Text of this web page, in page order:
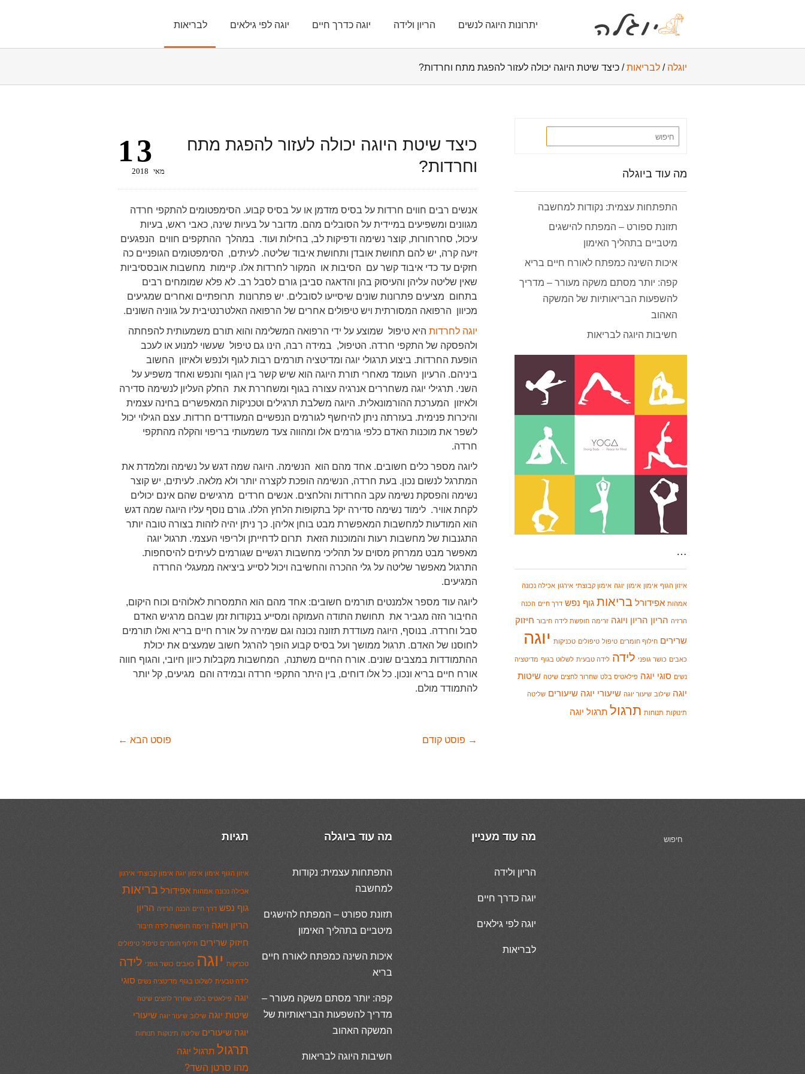
יתרונות היוגה לנשים הריון ולידה יוגה כדרך חיים יוגה לפי גילאים לבריאות
יוגלה / לבריאות/ כיצד שיטת היוגה יכולה לעזור להפגת מתח וחרדות?
כיצד שיטת היוגה יכולה לעזור להפגת מתח
וחרדות?
13
מאי 2018
אנשים רבים חווים חרדות על בסיס מזדמן או על בסיס קבוע. הסימפטומים להתקפי חרדה
מגוונים ומשפיעים במיידית על הסובלים מהם. מדובר על בעיות שינה, כאבי ראש, בעיות
עיכול, סחרחורות, קוצר נשימה ודפיקות לב, בחילות ועוד. במהלך ההתקפים חווים הנפגעים
זיעה קרה, יש להם תחושת אובדן ותחושת איבוד שליטה. לעיתים, הסימפטומים הגופניים כה
חזקים עד כדי איבוד קשר עם הסיבות או המקור לחרדות אלו. קיימות מחשבות אובססיביות
שאין שליטה עליהן והעיסוק בהן והדאגה סביבן גורם לסבל רב. לא פלא שמומחים רבים
בתחום מציעים פתרונות שונים שיסייעו לסובלים. יש פתרונות תרופתיים ואחרים שמגיעים
מכיוון הרפואה המסורתית ויש טיפולים אחרים של הרפואה האלטרנטיבית על גווניה השונים.
יוגה לחרדות היא טיפול שמוצע על ידי הרפואה המשלימה והוא תורם משמעותית להפחתה
ולהפסקה של התקפי חרדה. הטיפול, במידה רבה, הינו גם טיפול שעשוי למנוע או לעכב
הופעת החרדות. ביצוע תרגולי יוגה ומדיטציה תורמים רבות לגוף ולנפש ולאיזון החשוב
ביניהם. הרעיון העומד מאחרי תורת היוגה הוא שיש קשר בין הגוף והנפש ואחד משפיע על
השני. תרגילי יוגה משחררים אנרגיה עצורה בגוף ומשחררת את החלק העליון לנשימה סדירה
ולאיזון המערכת ההורמונאלית. היוגה משלבת תרגילים וטכניקות המאפשרים בחינה עצמית
והיכרות פנימית. בעזרתה ניתן להיחשף לגורמים הנפשיים המעודדים חרדות. עצם הגילוי יכול
לשפר את מוכנות האדם כלפי גורמים אלו ומהווה צעד משמעותי בריפוי והקלה מהתקפי
חרדה.
ליוגה מספר כלים חשובים. אחד מהם הוא הנשימה. היוגה שמה דגש על נשימה ומלמדת את
המתרגל לנשום נכון. בעת חרדה, הנשימה הופכת לקצרה יותר ולא מלאה. לעיתים, יש קוצר
נשימה והפסקת נשימה עקב החרדות והלחצים. אנשים חרדים מרגישים שהם אינם יכולים
לקחת אוויר. לימוד נשימה סדירה יקל בתקופות הלחץ הללו. גורם נוסף עליו היוגה שמה דגש
הוא המודעות למחשבות המאפשרת מבט בוחן אליהן. כך ניתן יהיה לזהות בצורה טובה יותר
התגנבות של מחשבות רעות והמוכנות הזאת תרום לדחייתן ולריפוי העצמי. תרגול יוגה
מאפשר מבט ממרחק מסוים על תהליכי מחשבות רגשיים שגורמים לעיתים להיסחפות.
התרגול מאפשר שליטה על גלי ההכרה והחשיבה ויכול לסייע ביציאה ממעגלי החרדה
המגיעים.
ליוגה עוד מספר אלמנטים תורמים חשובים: אחד מהם הוא התמסרות לאלוהים וכוח היקום,
החיבור הזה מגביר את תחושת התודה העמוקה ומסייע בנקודות זמן שבהם מרגיש האדם
סבל וחרדה. בנוסף, היוגה מעודדת תזונה נכונה וגם שמירה על אורח חיים בריא ואלו תורמים
לחוסנו של האדם. תרגול ממושך ועל בסיס קבוע הופך להרגל חשוב שמעצים את יכולת
ההתמודדות במצבים שונים. אורח החיים משתנה, המחשבות מקבלות כיוון חיובי, והגוף חווה
אורח חיים בריא ונכון. כל אלו דוחים, בין היתר התקפי חרדה ובמידה והם מגיעים, קל יותר
להתמודד מולם.
פוסט הבא ← → פוסט קודם
מה עוד ביוגלה
התפתחות עצמית: נקודות למחשבה
תזונת ספורט – המפתח להישגים
מיטביים בתהליך האימון
איכות השינה כמפתח לאורח חיים בריא
קפה: יותר מסתם משקה מעורר – מדריך
להשפעות הבריאותיות של המשקה
האהוב
חשיבות היוגה לבריאות
…
איזון הגוף אימון אימון יוגה אימון קבוצתי אירגון אכילה נכונה
אמהות אפידורל בריאות גוף נפש דרך חיים הכנה
הרזיה הריון הריון ויוגה זרימה חופשת לידה חיבור חיזוק
שרירים חילוף חומרים טיפול טיפולים טכניקות יוגה
כאבים כושר גופני לידה לידה טבעית לשלוט בגוף מדיטציה
נשים סוגי יוגה פילאטיס בלט שחרור לחצים שיטה שיטות
יוגה שילוב שיעור יוגה שיעורי יוגה שיעורים שליטה
תינוקות תנוחות תרגול תרגול יוגה
תגיות
איזון הגוף אימון אימון יוגה אימון קבוצתי אירגון
אכילה נכונה אמהות אפידורל בריאות
גוף נפש דרך חיים הכנה הרזיה הריון
הריון ויוגה זרימה חופשת לידה חיבור
חיזוק שרירים חילוף חומרים טיפול טיפולים
טכניקות יוגה כאבים כושר גופני לידה
לידה טבעית לשלוט בגוף מדיטציה נשים סוגי
יוגה פילאטיס בלט שחרור לחצים שיטה
שיטות יוגה שילוב שיעור יוגה שיעורי
יוגה שיעורים שליטה תינוקות תנוחות
תרגול תרגול יוגה
מהו סרטן השד?
מה עוד ביוגלה
התפתחות עצמית: נקודות
למחשבה
תזונת ספורט – המפתח להישגים
מיטביים בתהליך האימון
איכות השינה כמפתח לאורח חיים
בריא
קפה: יותר מסתם משקה מעורר –
מדריך להשפעות הבריאותיות של
המשקה האהוב
חשיבות היוגה לבריאות
מה עוד מעניין
הריון ולידה
יוגה כדרך חיים
יוגה לפי גילאים
לבריאות